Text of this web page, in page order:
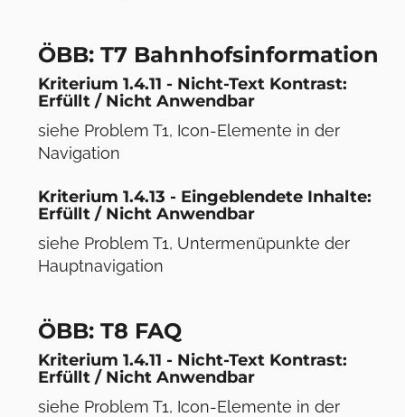
ÖBB: T7 Bahnhofsinformation
Kriterium 1.4.11 - Nicht-Text Kontrast:
Erfüllt / Nicht Anwendbar
siehe Problem T1, Icon-Elemente in der
Navigation
Kriterium 1.4.13 - Eingeblendete Inhalte:
Erfüllt / Nicht Anwendbar
siehe Problem T1, Untermenüpunkte der
Hauptnavigation
ÖBB: T8 FAQ
Kriterium 1.4.11 - Nicht-Text Kontrast:
Erfüllt / Nicht Anwendbar
siehe Problem T1, Icon-Elemente in der